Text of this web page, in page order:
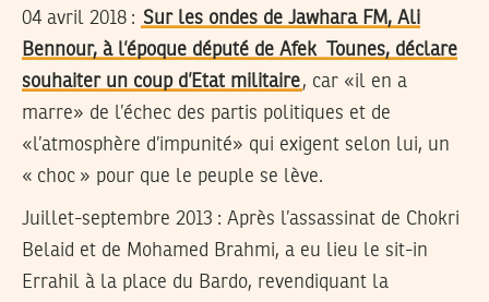
04 avril 2018 : Sur les ondes de Jawhara FM, Ali
Bennour, à l’époque député de Afek Tounes, déclare
souhaiter un coup d’Etat militaire, car «il en a
marre» de l’échec des partis politiques et de
«l’atmosphère d’impunité» qui exigent selon lui, un
« choc » pour que le peuple se lève.
Juillet-septembre 2013 : Après l’assassinat de Chokri
Belaid et de Mohamed Brahmi, a eu lieu le sit-in
Errahil à la place du Bardo, revendiquant la